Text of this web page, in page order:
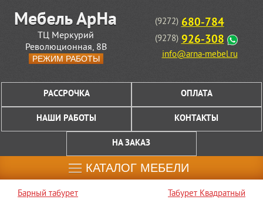
ТЦ Меркурий
Революционная, 8В
РЕЖИМ РАБОТЫ
(9272) 680-784
(9278) 926-308
info@arna-mebel.ru
РАССРОЧКА ОПЛАТА
НАШИ РАБОТЫ КОНТАКТЫ
НА ЗАКАЗ
КАТАЛОГ МЕБЕЛИ
Барный табурет
Табурет Квадратный